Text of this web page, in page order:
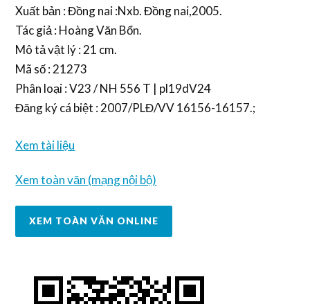
Xuất bản : Đồng nai :Nxb. Đồng nai,2005.
Tác giả : Hoàng Văn Bổn.
Mô tả vật lý : 21 cm.
Mã số : 21273
Phân loại : V23 / NH 556 T | pl19dV24
Đăng ký cá biệt : 2007/PLĐ/VV 16156-16157.;
Xem tài liệu
Xem toàn văn (mạng nội bộ)
XEM TOÀN VĂN ONLINE